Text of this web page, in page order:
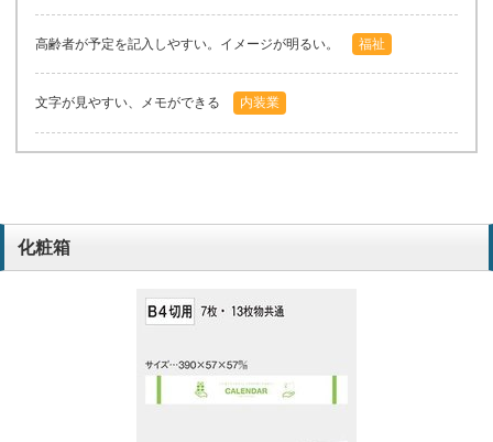
高齢者が予定を記入しやすい。イメージが明るい。 福祉
文字が見やすい、メモができる 内装業
化粧箱